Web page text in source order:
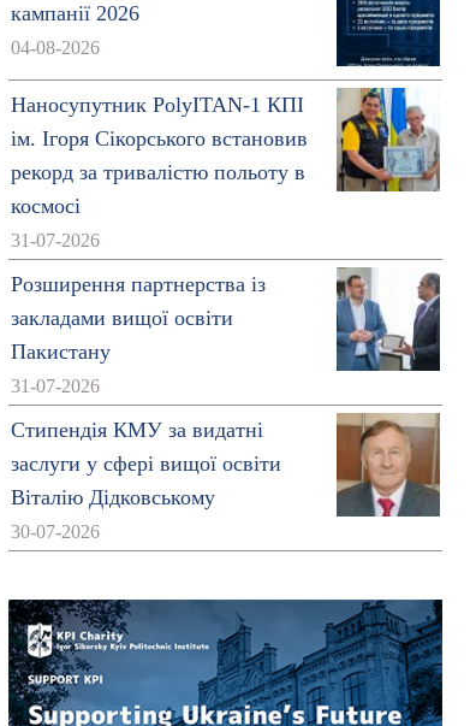
кампанії 2026
04-08-2026
Наносупутник PolyITAN-1 КПІ
ім. Ігоря Сікорського встановив
рекорд за тривалістю польоту в
космосі
31-07-2026
Розширення партнерства із
закладами вищої освіти
Пакистану
31-07-2026
Стипендія КМУ за видатні
заслуги у сфері вищої освіти
Віталію Дідковському
30-07-2026